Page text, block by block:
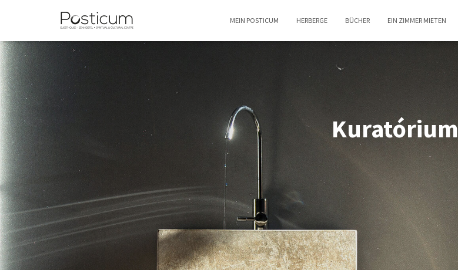
MEIN POSTICUM HERBERGE BÜCHER EIN ZIMMER MIETEN
Kuratórium